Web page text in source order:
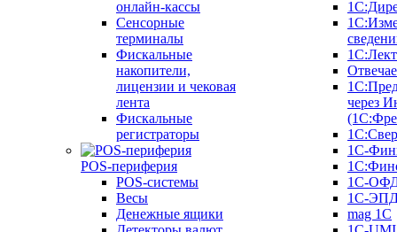
онлайн-кассы
Сенсорные
терминалы
Фискальные
накопители,
лицензии и чековая
лента
Фискальные
регистраторы
POS-периферия
POS-системы
Весы
Денежные ящики
через
1С-
1С-
1С-
mag 1C